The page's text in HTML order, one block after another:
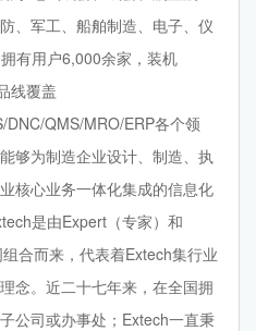
、军工、船舶制造、电子、仪
有用户6,000余家，装机
线覆盖
QMS/MRO/ERP各个领
够为制造企业设计、制造、执
核心业务一体化集成的信息化
是由Expert（专家）和
合而来，代表着Extech集行业
念。近二十七年来，在全国拥
公司或办事处；Extech一直秉